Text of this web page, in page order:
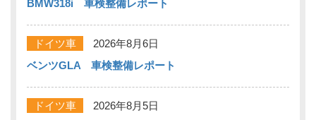
BMW318i 車検整備レポート
ドイツ車
2026年8月6日
ベンツGLA 車検整備レポート
ドイツ車
2026年8月5日